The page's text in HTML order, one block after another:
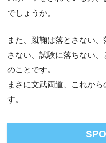
でしょうか。
また、蹴鞠は落とさない
さない、試験に落ちない
のことです。
まさに文武両道、これか
す。